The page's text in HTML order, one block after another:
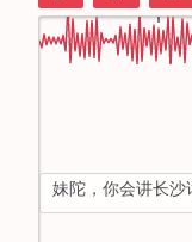
mandarin
妹陀，你会讲长沙